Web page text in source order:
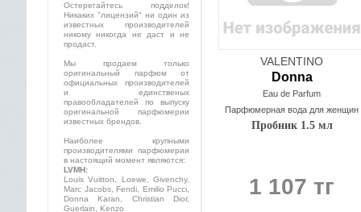
VALENTINO
Donna
Eau de Parfum
Парфюмерная вода для женщин
Пробник 1.5 мл
1 107 тг
Остерегайтесь подделок!
Никаких "лицензий" ни один из
известных производителей
никому никогда не даст и не
продаст.
Мы продаем только
оригинальный парфюм от
официальных производителей
и единственых
правообладателей по выпуску
оригинальной парфюмерии
известных брендов.
Наиболее крупными
производителями парфюмерии
в настоящий момент являются:
LVMH:
Louis Vuitton, Loewe, Givenchy,
Marc Jacobs, Fendi, Emilio Pucci,
Donna Karan, Christian Dior,
Guerlain, Kenzo